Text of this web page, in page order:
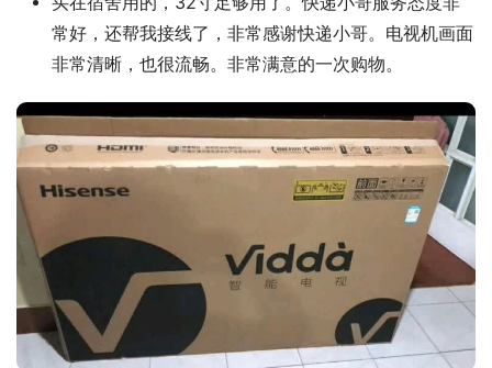
常好，还帮我接线了，非常感谢快递小哥。电视机画面
非常清晰，也很流畅。非常满意的一次购物。